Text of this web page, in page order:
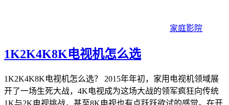
家庭影院
1K2K4K8K电视机怎么选
1K2K4K8K电视机怎么选？ 2015年年初，家用电视机领域展
开了一场生死大战，4K电视成为这场大战的领军疯狂向传统
1K与2K电视挑战，甚至8K电视也有点跃跃欲试的感觉。在开